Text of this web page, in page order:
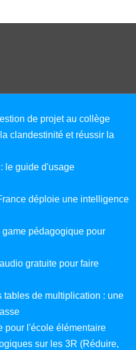
de projet au collège
clandestinité et réussir la
le guide d'usage
déploie une intelligence
pédagogique pour
gratuite pour faire
de multiplication : une
pour l'école élémentaire
sur les 3R (Réduire,